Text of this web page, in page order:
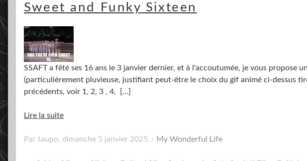
Sweet and Funky Sixteen
SSAFT a fêté ses 16 ans le 3 janvier dernier, et à l'accoutumée, je vous propose
(particulièrement pluvieuse, justifiant peut-être le choix du gif animé ci-dessus
précédents, voir 1, 2, 3 , 4,
[…]
Lire la suite
Par taupo, dimanche 5 janvier 2025. My Wonderful Life